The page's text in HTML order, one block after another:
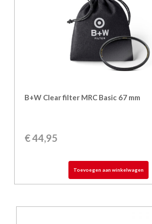
B+W Clear filter MRC Basic 67 mm
€44,95
Toevoegen aan winkelwagen